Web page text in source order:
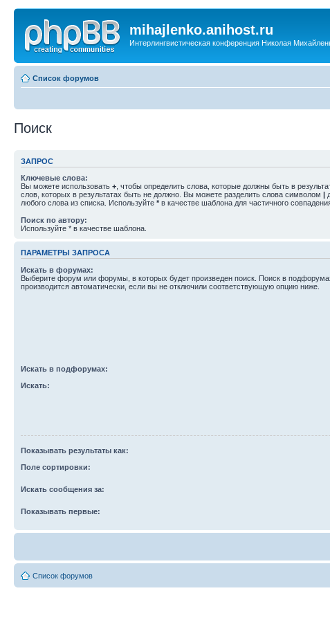
mihajlenko.anihost.ru
Интерлингвистическая конференция Николая
Список форумов
Поиск
ЗАПРОС
Ключевые слова:
Вы можете использовать + , чтобы определить слова, которые должны быть в
слов, которых в результатах быть не должно. Вы можете разделить слова символом |
любого слова из списка. Используйте * в качестве шаблона для частичного
Поиск по автору:
Используйте * в качестве шаблона.
ПАРАМЕТРЫ ЗАПРОСА
Искать в форумах:
Выберите форум или форумы, в которых будет произведен поиск. Поиск в
производится автоматически, если вы не отключили соответствующую опцию ниже.
Искать в подфорумах:
Искать:
Показывать результаты как:
Поле сортировки:
Искать сообщения за:
Показывать первые:
Список форумов